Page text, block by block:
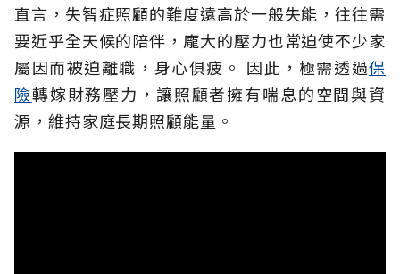
直言，失智症照顧的難度遠高於一般失能，往往需
要近乎全天候的陪伴，龐大的壓力也常迫使不少家
屬因而被迫離職，身心俱疲。 因此，極需透過保
險轉嫁財務壓力，讓照顧者擁有喘息的空間與資
源，維持家庭長期照顧能量。